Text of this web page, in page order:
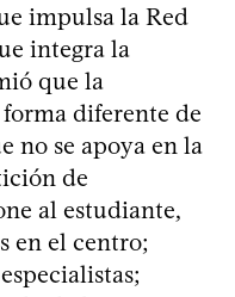
impulsa la Red
integra la
que la
diferente de
no se apoya en la
de
al estudiante,
en el centro;